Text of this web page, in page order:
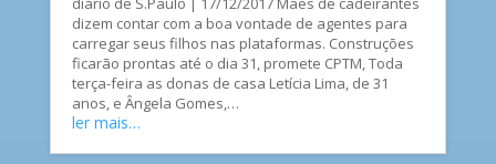
dizem contar com a boa vontade de agentes para
carregar seus filhos nas plataformas. Construções
ficarão prontas até o dia 31, promete CPTM, Toda
terça-feira as donas de casa Letícia Lima, de 31
anos, e Ângela Gomes,…
ler mais…